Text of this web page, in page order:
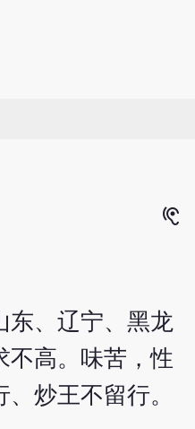
hearing
东、辽宁、黑龙
不高。味苦，性
炒王不留行。